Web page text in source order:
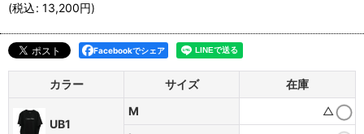
(税込: 13,200円)
Facebookでシェア
カラー サイズ 在庫
UB1
M
△